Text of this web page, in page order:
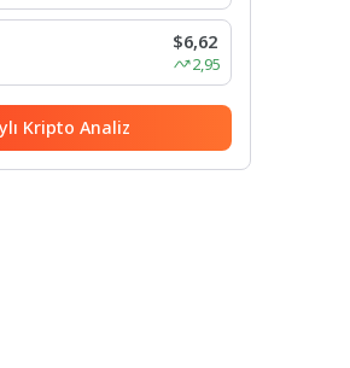
$6,62
2,95
Kripto Analiz